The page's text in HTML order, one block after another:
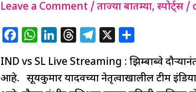
Leave a Comment /ताज्या बातम्या,स्पोर्ट्स /
F
c
e
W
at
s
Li
k
e
T
re
a
T
e
g
X
h
ar
e
IND vs SL Live Streaming : झिम्बाब्वे
आहे. सूर्यकुमार यादवच्या नेतृत्वाखालील टीम
Streaming
:
Hotstar-
Jio
Cinema